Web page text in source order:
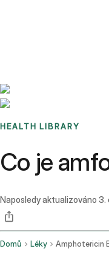
HEALTH LIBRARY
Co je
Naposledy aktualizováno 3.
Domů Léky